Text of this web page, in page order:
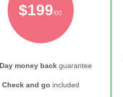
$199/00
money backguarantee
Check and go included